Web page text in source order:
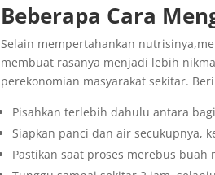
Beberapa Cara
Selain mempertahankan
membuat rasanya menjadi lebih
perekonomian masyarakat sekitar.
Pisahkan terlebih dahulu antara
Siapkan panci dan air secukupnya,
Pastikan saat proses merebus buah